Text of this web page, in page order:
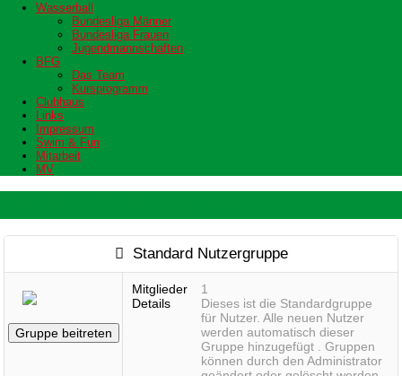
Wasserball
Bundesliga Männer
Bundesliga Frauen
Jugendmannschaften
BFG
Das Team
Kursprogramm
Clubhaus
Links
Impressum
Swim & Fun
Mitarbeit
MV
Standard Nutzergruppe
Gruppe beitreten
Mitglieder
1
Details
Dieses ist die Standardgruppe
für Nutzer. Alle neuen Nutzer
werden automatisch dieser
Gruppe hinzugefügt . Gruppen
können durch den Administrator